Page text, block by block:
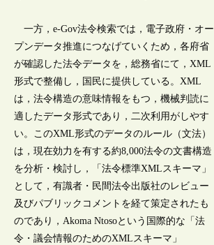
一方，e-Gov法令検索では，電子政府・オー
プンデータ推進につなげていくため，各府省
が確認した法令データを，総務省にて，XML
形式で整備し，国民に提供している。XML
は，法令構造の意味情報をもつ，機械判読に
適したデータ形式であり，二次利用がしやす
い。このXML形式のデータのルール（文法）
は，現在効力を有する約8,000法令の文書構造
を分析・検討し，「法令標準XMLスキーマ」
として，有識者・民間法令出版社のレビュー
及びパブリックコメントを経て策定されたも
のであり，Akoma Ntosoという国際的な「法
令・議会情報のためのXMLスキーマ」